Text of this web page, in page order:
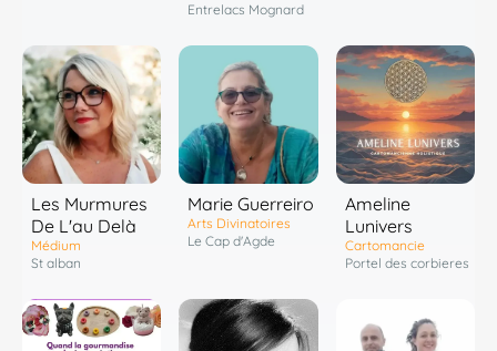
Entrelacs Mognard
Les Murmures
De L'au Delà
Médium
St alban
Marie Guerreiro
Arts Divinatoires
Le Cap d'Agde
Ameline
Lunivers
Cartomancie
Portel des corbieres